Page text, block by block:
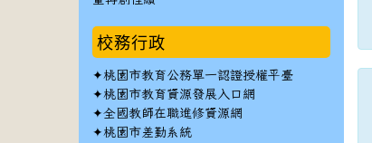
校務行政
✦桃園市教育公務單一認證授權平臺
✦桃園市教育資源發展入口網
✦全國教師在職進修資源網
✦桃園市差勤系統